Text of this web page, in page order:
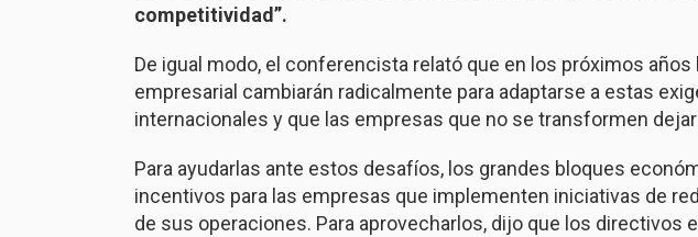
competitividad”.
De igual modo, el conferencista relató que en los próximos
empresarial cambiarán radicalmente para adaptarse a estas
internacionales y que las empresas que no se transformen
Para ayudarlas ante estos desafíos, los grandes bloques
incentivos para las empresas que implementen iniciativas de
de sus operaciones. Para aprovecharlos, dijo que los directivos